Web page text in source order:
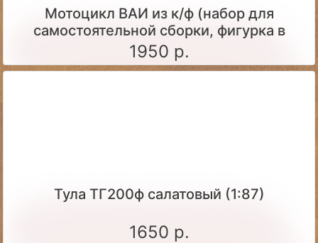
Мотоцикл ВАИ из к/ф (набор для
самостоятельной сборки, фигурка в
комплекте)
1950 р.
Тула ТГ200ф салатовый (1:87)
1650 р.